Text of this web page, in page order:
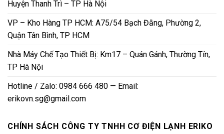
Huyện Thanh Trì – TP Hà Nội
VP – Kho Hàng TP HCM: A75/54 Bạch Đằng, Phường 2,
Quận Tân Bình, TP HCM
Nhà Máy Chế Tạo Thiết Bị: Km17 – Quán Gánh, Thường Tín,
TP Hà Nội
Hotline / Zalo: 0984 666 480 — Email:
erikovn.sg@gmail.com
CHÍNH SÁCH CÔNG TY TNHH CƠ ĐIỆN LẠNH ERIKO